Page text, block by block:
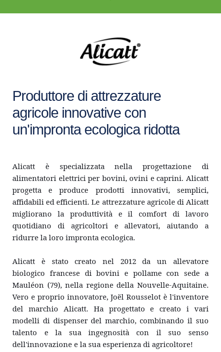
Produttore di attrezzature
agricole innovative con
un'impronta ecologica ridotta
Alicatt è specializzata nella progettazione di
alimentatori elettrici per bovini, ovini e caprini. Alicatt
progetta e produce prodotti innovativi, semplici,
affidabili ed efficienti. Le attrezzature agricole di Alicatt
migliorano la produttività e il comfort di lavoro
quotidiano di agricoltori e allevatori, aiutando a
ridurre la loro impronta ecologica.
Alicatt è stato creato nel 2012 da un allevatore
biologico francese di bovini e pollame con sede a
Mauléon (79), nella regione della Nouvelle-Aquitaine.
Vero e proprio innovatore, Joël Rousselot è l'inventore
del marchio Alicatt. Ha progettato e creato i vari
modelli di dispenser del marchio, combinando il suo
talento e la sua ingegnosità con il suo senso
dell'innovazione e la sua esperienza di agricoltore!